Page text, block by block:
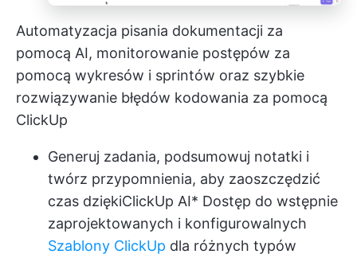
Automatyzacja pisania dokumentacji za
pomocą AI, monitorowanie postępów za
pomocą wykresów i sprintów oraz szybkie
rozwiązywanie błędów kodowania za pomocą
ClickUp
Generuj zadania, podsumowuj notatki i
twórz przypomnienia, aby zaoszczędzić
czas dziękiClickUp AI* Dostęp do wstępnie
zaprojektowanych i konfigurowalnych
Szablony ClickUp dla różnych typów